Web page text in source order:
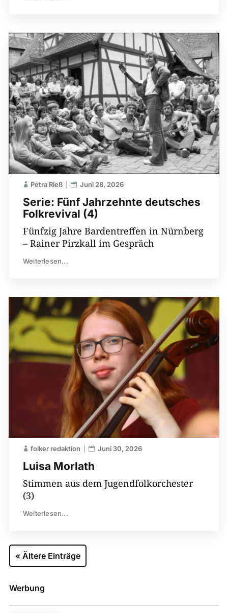
Serie: Fünf Jahrzehnte deutsches
Folkrevival (4)
Petra Rieß Juni 28, 2026
Fünfzig Jahre Bardentreffen in Nürnberg
– Rainer Pirzkall im Gespräch
Weiterlesen...
Luisa Morlath
folker redaktion Juni 30, 2026
Stimmen aus dem Jugendfolkorchester
(3)
Weiterlesen...
« Ältere Einträge
Werbung